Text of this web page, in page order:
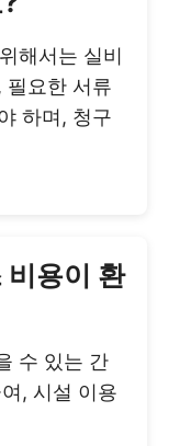
해서는 실비
필요한 서류
하며, 청구
비용이 환
수 있는 간
, 시설 이용